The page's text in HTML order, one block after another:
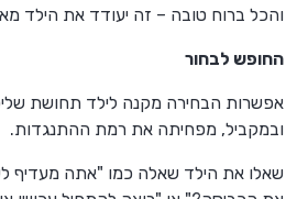
והכל ברוח טובה – זה יעודד את הילד
החופש לבחור
אפשרות הבחירה מקנה לילד תחושת
ובמקביל, מפחיתה את רמת ההתנגדות.
שאלו את הילד שאלה כמו "אתה מעדיף